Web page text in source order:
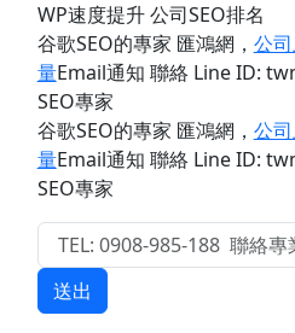
WP速度提升 公司SEO排名
谷歌SEO的專家 匯鴻網 ， 公
量Email通知 聯絡 Line ID:
SEO專家
谷歌SEO的專家 匯鴻網 ， 公
量Email通知 聯絡 Line ID:
SEO專家
送出